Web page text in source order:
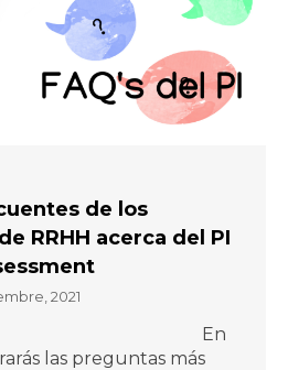
de los
RRHH acerca del PI
2021
las preguntas más